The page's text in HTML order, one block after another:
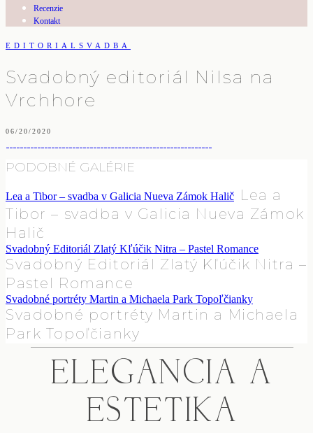
Recenzie
Kontakt
EDITORIAL SVADBA
Svadobný editoriál Nilsa na
Vrchhore
06/20/2020
PODOBNÉ GALÉRIE
Lea a Tibor – svadba v Galicia Nueva Zámok Halič
Lea a
Tibor – svadba v Galicia Nueva Zámok
Halič
Svadobný Editoriál Zlatý Kľúčik Nitra – Pastel Romance
Svadobný Editoriál Zlatý Kľúčik Nitra –
Pastel Romance
Svadobné portréty Martin a Michaela Park Topoľčianky
Svadobné portréty Martin a Michaela
Park Topoľčianky
ELEGANCIA A
ESTETIKA